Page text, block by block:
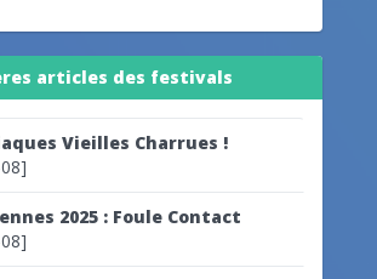
articles des festivals
Vieilles Charrues !
2025 : Foule Contact